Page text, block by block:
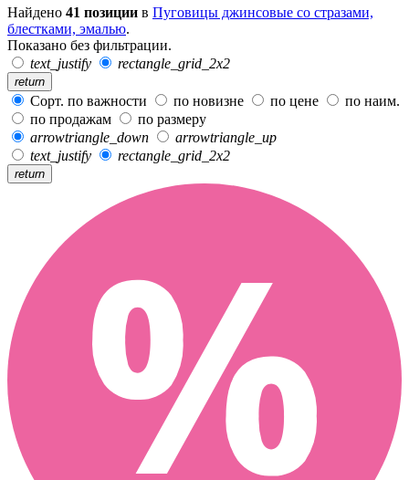
Найдено 41 позиции в Пуговицы джинсовые со стразами,
блестками, эмалью.
Показано без фильтрации.
text_justify
rectangle_grid_2x2
return
Сорт. по важности по новизне по цене
по наим.
по продажам
по размеру
arrowtriangle_down
arrowtriangle_up
text_justify
rectangle_grid_2x2
return